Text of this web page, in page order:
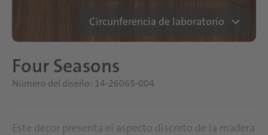
Circunferencia de laboratorio
Four Seasons
Número del diseño: 14-26065-004
Este decor presenta el aspecto discreto de la madera